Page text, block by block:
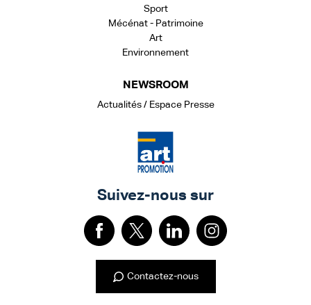
Sport
Mécénat - Patrimoine
Art
Environnement
NEWSROOM
Actualités / Espace Presse
Suivez-nous sur
Contactez-nous